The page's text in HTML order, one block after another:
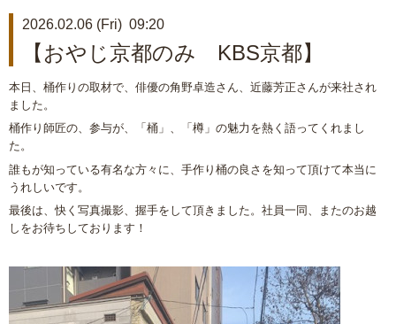
2026.02.06 (Fri) 09:20
【おやじ京都のみ KBS京都】
本日、桶作りの取材で、俳優の角野卓造さん、近藤芳正さんが来社され
ました。
桶作り師匠の、参与が、「桶」、「樽」の魅力を熱く語ってくれまし
た。
誰もが知っている有名な方々に、手作り桶の良さを知って頂けて本当に
うれしいです。
最後は、快く写真撮影、握手をして頂きました。社員一同、またのお越
しをお待ちしております！